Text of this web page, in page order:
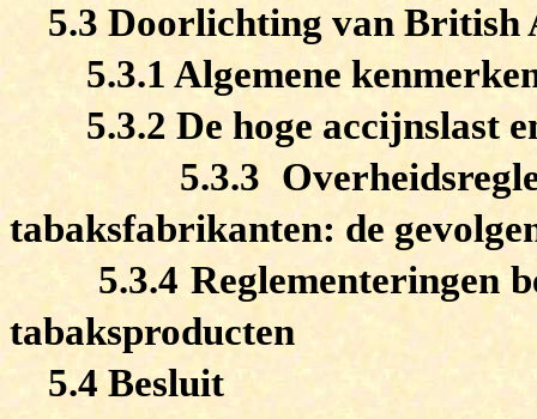
5.3 Doorlichting van British
5.3.1 Algemene
5.3.2 De hoge accijnslast
5.3.3
tabaksfabrikanten: de
5.3.4 Reglementeringen
tabaksproducten
5.4 Besluit